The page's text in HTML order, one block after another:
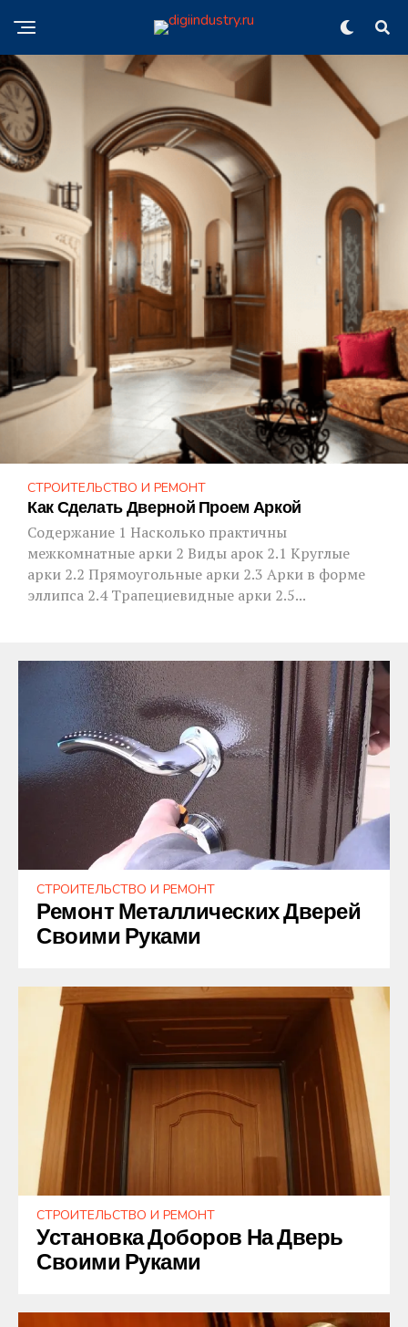
СТРОИТЕЛЬСТВО И РЕМОНТ
Как Сделать Дверной Проем Аркой
Содержание 1 Насколько практичны
межкомнатные арки 2 Виды арок 2.1 Круглые
арки 2.2 Прямоугольные арки 2.3 Арки в форме
эллипса 2.4 Трапециевидные арки 2.5...
СТРОИТЕЛЬСТВО И РЕМОНТ
Ремонт Металлических Дверей
Своими Руками
СТРОИТЕЛЬСТВО И РЕМОНТ
Установка Доборов На Дверь
Своими Руками